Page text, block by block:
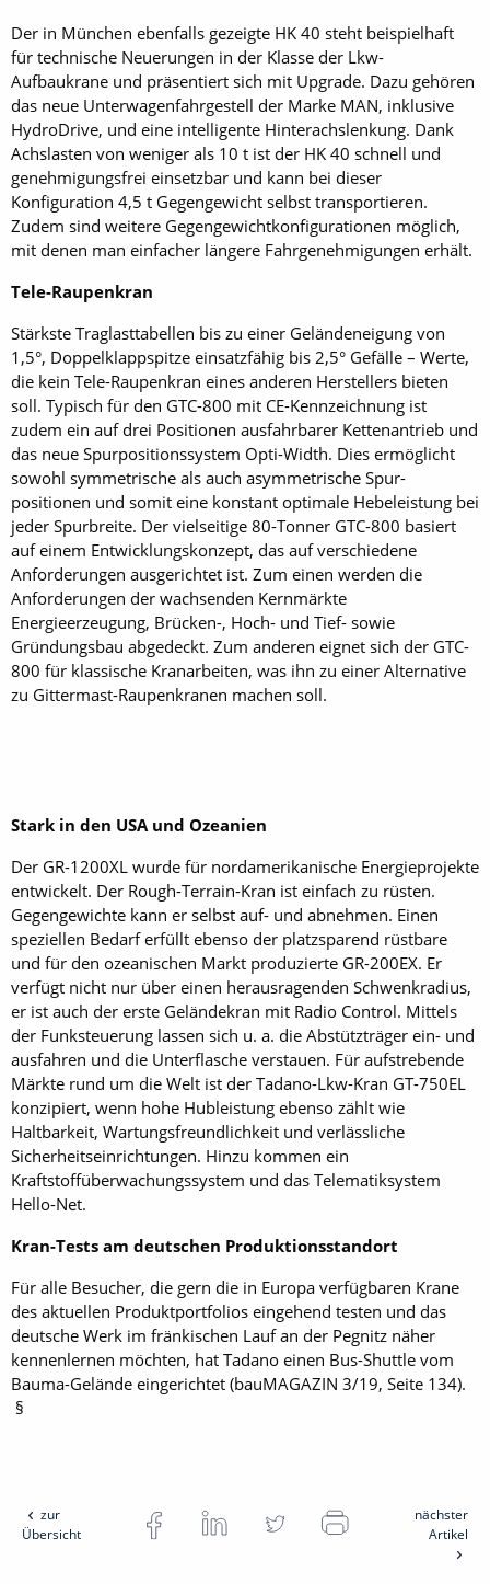
Der in München ebenfalls gezeigte HK 40 steht beispielhaft
für technische Neuerungen in der Klasse der Lkw-
Aufbaukrane und präsentiert sich mit Upgrade. Dazu gehören
das neue Unterwagenfahrgestell der Marke MAN, inklusive
HydroDrive, und eine intelligente Hinterachslenkung. Dank
Achslasten von weniger als 10 t ist der HK 40 schnell und
genehmigungsfrei einsetzbar und kann bei dieser
Konfiguration 4,5 t Gegengewicht selbst transportieren.
Zudem sind weitere Gegengewichtkonfigurationen möglich,
mit denen man einfacher längere Fahrgenehmigungen erhält.
Tele-Raupenkran
Stärkste Traglasttabellen bis zu einer Geländeneigung von
1,5°, Doppelklappspitze einsatzfähig bis 2,5° Gefälle – Werte,
die kein Tele-Raupenkran eines anderen Herstellers bieten
soll. Typisch für den GTC-800 mit CE-Kennzeichnung ist
zudem ein auf drei Positionen ausfahrbarer Kettenantrieb und
das neue Spurpositionssystem Opti-Width. Dies ermöglicht
sowohl symmetrische als auch asymmetrische Spur­
positionen und somit eine konstant optimale Hebeleistung bei
jeder Spurbreite. Der vielseitige 80-Tonner GTC-800 basiert
auf einem Entwicklungskonzept, das auf verschiedene
Anforderungen ausgerichtet ist. Zum einen werden die
Anforderungen der wachsenden Kernmärkte
Energieerzeugung, Brücken-, Hoch- und Tief- sowie
Gründungsbau abgedeckt. Zum anderen eignet sich der GTC-
800 für klassische Kranarbeiten, was ihn zu einer Alternative
zu Gittermast-Raupenkranen machen soll.
Stark in den USA und Ozeanien
Der GR-1200XL wurde für nordamerikanische Energieprojekte
entwickelt. Der Rough-Terrain-Kran ist einfach zu rüsten.
Gegengewichte kann er selbst auf- und abnehmen. Einen
speziellen Bedarf erfüllt ebenso der platzsparend rüstbare
und für den ozeanischen Markt produzierte GR-200EX. Er
verfügt nicht nur über einen herausragenden Schwenkradius,
er ist auch der erste Geländekran mit Radio Control. Mittels
der Funksteuerung lassen sich u. a. die Abstützträger ein- und
ausfahren und die Unterflasche verstauen. Für aufstrebende
Märkte rund um die Welt ist der Tadano-Lkw-Kran GT-750EL
konzipiert, wenn hohe Hubleistung ebenso zählt wie
Haltbarkeit, Wartungsfreundlichkeit und verlässliche
Sicherheitseinrichtungen. Hinzu kommen ein
Kraftstoffüberwachungssystem und das Telematiksystem
Hello-Net.
Kran-Tests am deutschen Produktionsstandort
Für alle Besucher, die gern die in Europa verfügbaren Krane
des aktuellen Produktportfolios eingehend testen und das
deutsche Werk im fränkischen Lauf an der Pegnitz näher
kennenlernen möchten, hat Tadano einen Bus-Shuttle vom
Bauma-Gelände eingerichtet (bauMAGAZIN 3/19, Seite 134).
§
zur
Übersicht
nächster
Artikel